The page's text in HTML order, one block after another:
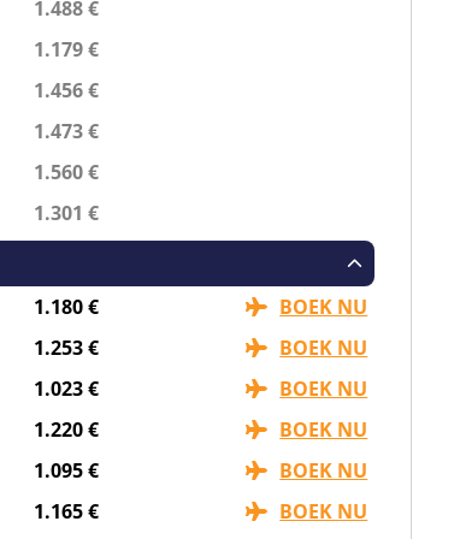
gaan, daarna zal de boot verder op zee
maken, dat kan tijdens het jetskiën. Een
wissel je af met degene die eerst
zit vast aan een boot. Niet alleen heb je
Meerprijs:
52 euro.
rotskliffen van een andere manier te
1.488 €
1.179 €
1.456 €
1.473 €
1.560 €
1.301 €
1.180 €
BOEK NU
1.253 €
BOEK NU
1.023 €
BOEK NU
1.220 €
BOEK NU
1.095 €
BOEK NU
1.165 €
BOEK NU